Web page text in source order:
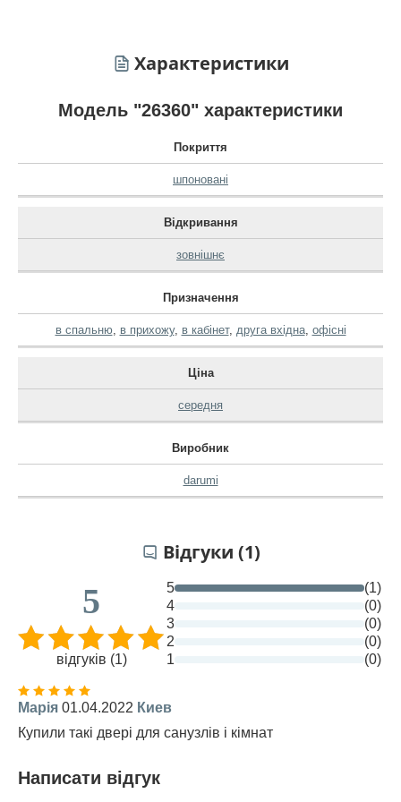
Характеристики
Модель "26360" характеристики
Покриття
шпоновані
Відкривання
зовнішнє
Призначення
в спальню, в прихожу, в кабінет, друга вхідна, офісні
Ціна
середня
Виробник
darumi
Відгуки (1)
5
відгуків (1)
5
(1)
4
(0)
3
(0)
2
(0)
1
(0)
Марія 01.04.2022 Киев
Купили такі двері для санузлів і кімнат
Написати відгук